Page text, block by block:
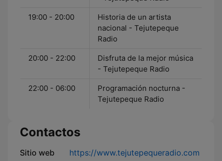
19:00 - 20:00
Historia de un artista
nacional - Tejutepeque
Radio
20:00 - 22:00
Disfruta de la mejor música
- Tejutepeque Radio
22:00 - 06:00
Programación nocturna -
Tejutepeque Radio
Contactos
Sitio web
https://www.tejutepequeradio.com